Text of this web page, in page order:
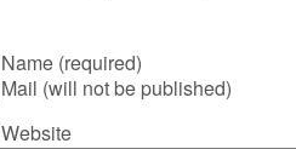
Name (required)
Mail (will not be published)
Website